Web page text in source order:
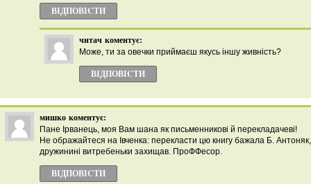
ВІДПОВІCТИ
читач коментує:
Може, ти за овечки приймаєш якусь іншу живність?
ВІДПОВІCТИ
мишко коментує:
Пане Ірванець, моя Вам шана як письменникові й перекладачеві!
Не ображайтеся на Івченка: перекласти цю книгу бажала Б.
дружинині витребеньки захищав. ПроФФесор.
ВІДПОВІCТИ